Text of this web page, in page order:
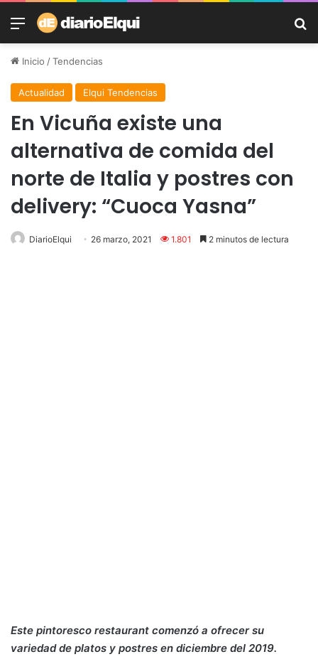
Menú
Inicio /Tendencias
Actualidad Elqui Tendencias
En Vicuña existe una
alternativa de comida del
norte de Italia y postres con
delivery: “Cuoca Yasna”
DiarioElqui 26 marzo, 2021 1.801 2 minutos de lectura
Este pintoresco restaurant comenzó a ofrecer su
variedad de platos y postres en diciembre del 2019.